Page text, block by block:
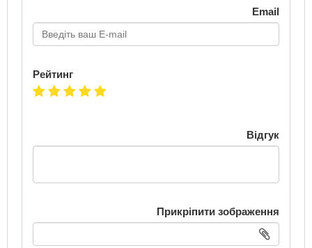
Email
Рейтинг
Відгук
Прикріпити зображення